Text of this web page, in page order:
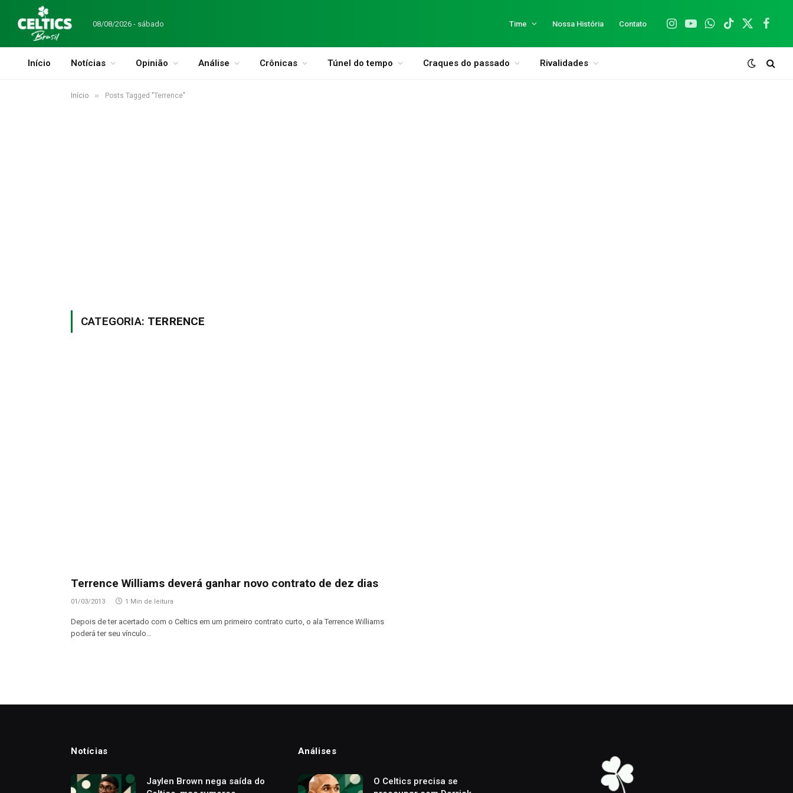
08/08/2026 - sábado Time Nossa História Contato
Instagram
YouTubeWhatsApp
TikTok
X
Início Notícias Opinião Análise Crônicas Túnel do tempo Craques do passado Rivalidades
Início » Posts Tagged "Terrence"
CATEGORIA: TERRENCE
Terrence Williams deverá ganhar novo contrato de dez dias
01/03/2013 1 Min de leitura
Depois de ter acertado com o Celtics em um primeiro contrato curto, o ala Terrence Williams
poderá ter seu vínculo…
Notícias
Jaylen Brown nega saída do
Análises
O Celtics precisa se